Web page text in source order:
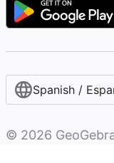
Spanish /
© 2026